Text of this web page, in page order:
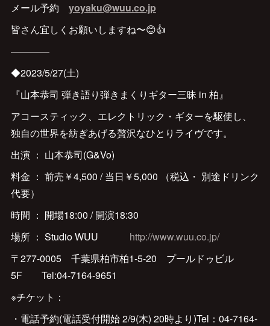
メール予約 yoyaku@wuu.co.jp
皆さん宜しくお願いしますね〜😊👍
————
◆2023/5/27(土)
『山本恭司 弾き語り弾きまくりギター三昧 in 柏』
アコースティック、エレクトリック・ギターを駆使し、
独自の世界を紡ぎあげる贅沢なひとりライヴです。
出演 ： 山本恭司(G&Vo)
料金 ： 前売￥4,500 / 当日￥5,000 （税込・ 別途ドリンク
代要）
時間 ： 開場18:00 / 開演18:30
場所 ： Studio WUU http://www.wuu.co.jp/
〒277-0005 千葉県柏市柏1-5-20 プールドゥビル
5F Tel:‪04-7164-9651‬
※チケット：
・電話予約(電話受付開始 2/9(木) 20時より)Tel：‪04-7164-